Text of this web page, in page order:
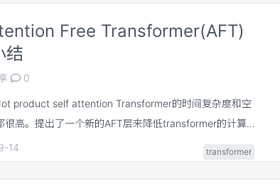
reward
样性(diversity)的
Free Transformer(AFT)
结
0
product self attention Transformer的时间复杂度和空
很高。提出了一个新的AFT层来降低transformer的计算
14 transformer